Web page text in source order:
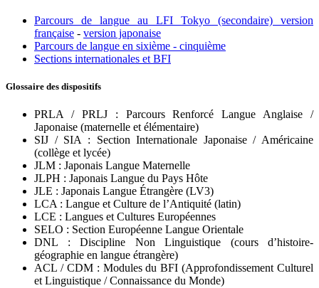
Parcours de langue au LFI Tokyo (secondaire) version
française - version japonaise
Parcours de langue en sixième - cinquième
Sections internationales et BFI
Glossaire des dispositifs
PRLA / PRLJ : Parcours Renforcé Langue Anglaise /
Japonaise (maternelle et élémentaire)
SIJ / SIA : Section Internationale Japonaise / Américaine
(collège et lycée)
JLM : Japonais Langue Maternelle
JLPH : Japonais Langue du Pays Hôte
JLE : Japonais Langue Étrangère (LV3)
LCA : Langue et Culture de l’Antiquité (latin)
LCE : Langues et Cultures Européennes
SELO : Section Européenne Langue Orientale
DNL : Discipline Non Linguistique (cours d’histoire-
géographie en langue étrangère)
ACL / CDM : Modules du BFI (Approfondissement Culturel
et Linguistique / Connaissance du Monde)